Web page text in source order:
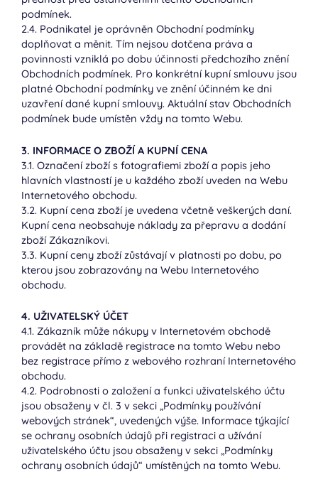
podmínek.
2.4. Podnikatel je oprávněn Obchodní podmínky
doplňovat a měnit. Tím nejsou dotčena práva a
povinnosti vzniklá po dobu účinnosti předchozího znění
Obchodních podmínek. Pro konkrétní kupní smlouvu jsou
platné Obchodní podmínky ve znění účinném ke dni
uzavření dané kupní smlouvy. Aktuální stav Obchodních
podmínek bude umístěn vždy na tomto Webu.
3. INFORMACE O ZBOŽÍ A KUPNÍ CENA
3.1. Označení zboží s fotografiemi zboží a popis jeho
hlavních vlastností je u každého zboží uveden na Webu
Internetového obchodu.
3.2. Kupní cena zboží je uvedena včetně veškerých daní.
Kupní cena neobsahuje náklady za přepravu a dodání
zboží Zákazníkovi.
3.3. Kupní ceny zboží zůstávají v platnosti po dobu, po
kterou jsou zobrazovány na Webu Internetového
obchodu.
4. UŽIVATELSKÝ ÚČET
4.1. Zákazník může nákupy v Internetovém obchodě
provádět na základě registrace na tomto Webu nebo
bez registrace přímo z webového rozhraní Internetového
obchodu.
4.2. Podrobnosti o založení a funkci uživatelského účtu
jsou obsaženy v čl. 3 v sekci „Podmínky používání
webových stránek“, uvedených výše. Informace týkající
se ochrany osobních údajů při registraci a užívání
uživatelského účtu jsou obsaženy v sekci „Podmínky
ochrany osobních údajů“ umístěných na tomto Webu.